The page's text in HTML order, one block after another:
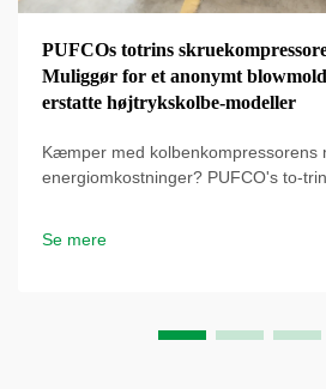
PUFCOs totrins
Muliggør for et anonymt
erstatte højtrykskolbe-modeller
Kæmper med kolbenkompressorens
energiomkostninger? PUFCO's to-
omkostninger – anmod om en
Se mere